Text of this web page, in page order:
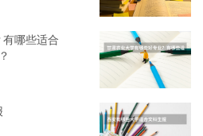
哪些适合